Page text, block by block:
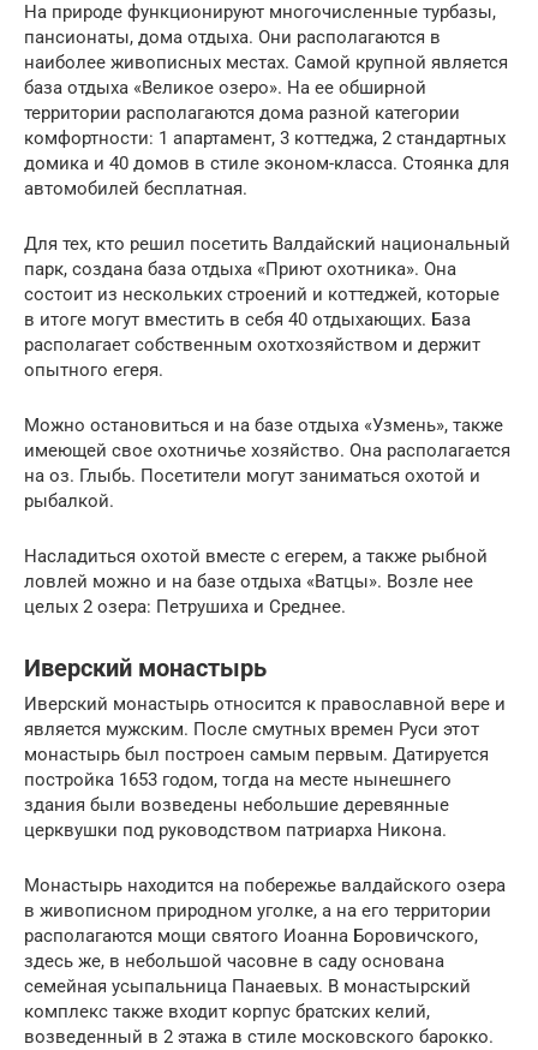
На природе функционируют многочисленные турбазы,
пансионаты, дома отдыха. Они располагаются в
наиболее живописных местах. Самой крупной является
база отдыха «Великое озеро». На ее обширной
территории располагаются дома разной категории
комфортности: 1 апартамент, 3 коттеджа, 2 стандартных
домика и 40 домов в стиле эконом-класса. Стоянка для
автомобилей бесплатная.
Для тех, кто решил посетить Валдайский национальный
парк, создана база отдыха «Приют охотника». Она
состоит из нескольких строений и коттеджей, которые
в итоге могут вместить в себя 40 отдыхающих. База
располагает собственным охотхозяйством и держит
опытного егеря.
Можно остановиться и на базе отдыха «Узмень», также
имеющей свое охотничье хозяйство. Она располагается
на оз. Глыбь. Посетители могут заниматься охотой и
рыбалкой.
Насладиться охотой вместе с егерем, а также рыбной
ловлей можно и на базе отдыха «Ватцы». Возле нее
целых 2 озера: Петрушиха и Среднее.
Иверский монастырь
Иверский монастырь относится к православной вере и
является мужским. После смутных времен Руси этот
монастырь был построен самым первым. Датируется
постройка 1653 годом, тогда на месте нынешнего
здания были возведены небольшие деревянные
церквушки под руководством патриарха Никона.
Монастырь находится на побережье валдайского озера
в живописном природном уголке, а на его территории
располагаются мощи святого Иоанна Боровичского,
здесь же, в небольшой часовне в саду основана
семейная усыпальница Панаевых. В монастырский
комплекс также входит корпус братских келий,
возведенный в 2 этажа в стиле московского барокко.